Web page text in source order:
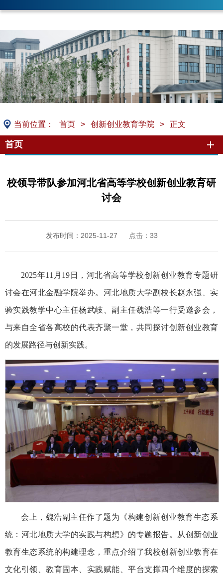
当前位置： 首页 > 创新创业教育学院 > 正文
首页
校领导带队参加河北省高等学校创新创业教育研
讨会
发布时间：2025-11-27 点击： 33
2025年11月19日，河北省高等学校创新创业教育专题研
讨会在河北金融学院举办。河北地质大学副校长赵永强、实
验实践教学中心主任杨武岐、副主任魏浩等一行受邀参会，
与来自全省各高校的代表齐聚一堂，共同探讨创新创业教育
的发展路径与创新实践。
会上，魏浩副主任作了题为《构建创新创业教育生态系
统：河北地质大学的实践与构想》的专题报告。从创新创业
教育生态系统的构建理念，重点介绍了我校创新创业教育在
文化引领、教育固本、实践赋能、平台支撑四个维度的探索